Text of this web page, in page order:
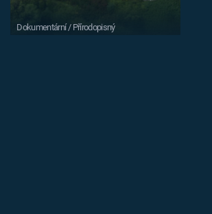
Dokumentární / Přírodopisný